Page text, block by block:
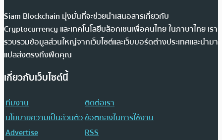
Siam Blockchain มุ่งมั่นที่จะช่วยนำเสนอสารเกี่ยวกับ
Cryptocurrency และเทคโนโลยีบล็อกเชนเพื่อคนไทย ในภาษาไทย เรา
รวบรวมข้อมูลส่วนใหญ่จากเว็บไซต์และเว็บบอร์ดต่างประเทศและนำมา
แปลส่งตรงถึงฟีดคุณ
เกี่ยวกับเว็บไซต์นี้
ทีมงาน
ติดต่อเรา
นโยบายความเป็นส่วนตัวข้อตกลงในการใช้งาน
Advertise
RSS